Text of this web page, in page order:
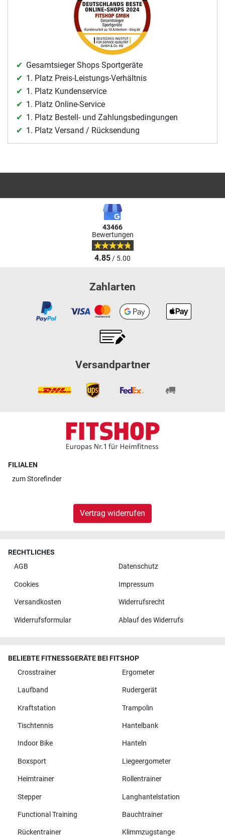
Gesamtsieger Shops Sportgeräte
1. Platz Preis-Leistungs-Verhältnis
1. Platz Kundenservice
1. Platz Online-Service
1. Platz Bestell- und Zahlungsbedingungen
1. Platz Versand / Rücksendung
43466
Bewertungen
4.85/ 5.00
Zahlarten
Versandpartner
FILIALEN
zumStorefinder
Vertrag widerrufen
RECHTLICHES
AGB
Datenschutz
Cookies Impressum
Versandkosten Widerrufsrecht
Widerrufsformular Ablauf des Widerrufs
BELIEBTE FITNESSGERÄTE BEI FITSHOP
Crosstrainer
Ergometer
Laufband Rudergerät
Kraftstation Trampolin
Tischtennis Hantelbank
Indoor Bike Hanteln
Boxsport Liegeergometer
Heimtrainer Rollentrainer
Stepper Langhantelstation
Functional Training Bauchtrainer
Rückentrainer Klimmzugstange